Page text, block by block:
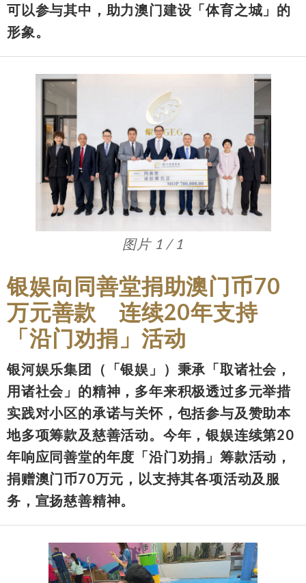
可以参与其中，助力澳门建设「体育之城」的
形象。
图片 1 / 1
银娱向同善堂捐助澳门币70
万元善款 连续20年支持
「沿门劝捐」活动
银河娱乐集团（「银娱」）秉承「取诸社会，
用诸社会」的精神，多年来积极透过多元举措
实践对小区的承诺与关怀，包括参与及赞助本
地多项筹款及慈善活动。今年，银娱连续第20
年响应同善堂的年度「沿门劝捐」筹款活动，
捐赠澳门币70万元，以支持其各项活动及服
务，宣扬慈善精神。